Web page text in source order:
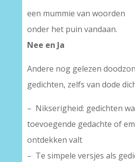
een mummie van woorden
onder het puin vandaan.
Nee en Ja
Andere nog gelezen
gedichten, zelfs van dode
– Nikserigheid: gedichten
toevoegende gedachte of
ontdekken valt
– Te simpele versjes als